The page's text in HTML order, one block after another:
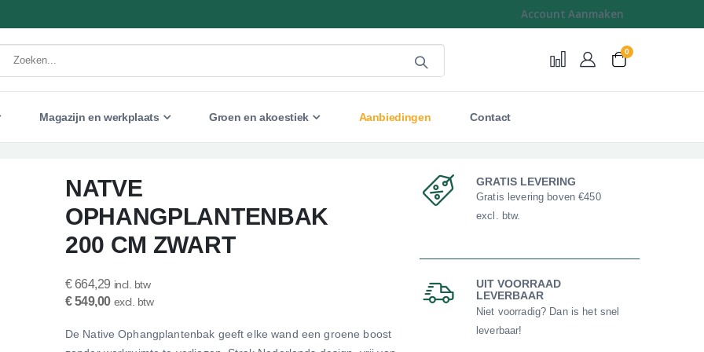
Account Aanmaken
Cart
0
Magazijn en werkplaats Groen en akoestiek Aanbiedingen Contact
NATVE
OPHANGPLANTENBAK
200 CM ZWART
€ 664,29
€ 549,00
De Native Ophangplantenbak geeft elke wand een groene boost
GRATIS LEVERING
Gratis levering boven €450
excl. btw.
UIT VOORRAAD
LEVERBAAR
Niet voorradig? Dan is het snel
leverbaar!